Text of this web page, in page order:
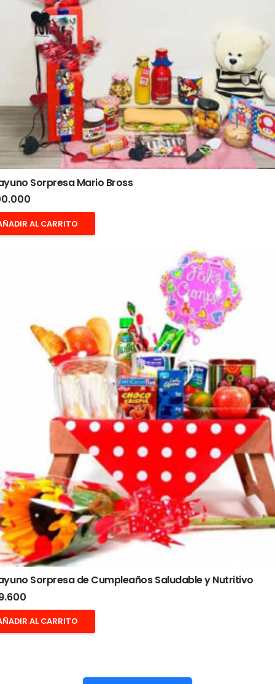
Sorpresa Mario Bross
AL CARRITO
Sorpresa de Cumpleaños Saludable y Nutritivo
AL CARRITO